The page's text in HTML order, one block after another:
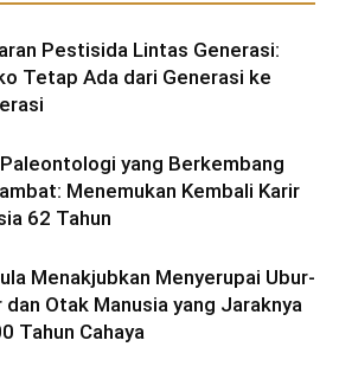
Pestisida Lintas Generasi:
Tetap Ada dari Generasi ke
yang Berkembang
Menemukan Kembali Karir
62 Tahun
Menakjubkan Menyerupai Ubur-
dan Otak Manusia yang Jaraknya
Tahun Cahaya